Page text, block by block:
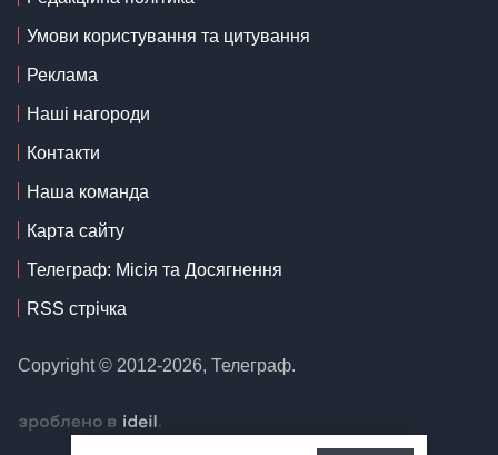
Умови користування та цитування
Реклама
Наші нагороди
Контакти
Наша команда
Карта сайту
Телеграф: Місія та Досягнення
RSS стрічка
Copyright © 2012-2026, Телеграф.